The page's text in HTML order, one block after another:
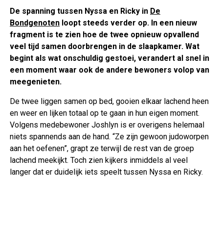
De spanning tussen Nyssa en Ricky in De
Bondgenoten loopt steeds verder op. In een nieuw
fragment is te zien hoe de twee opnieuw opvallend
veel tijd samen doorbrengen in de slaapkamer. Wat
begint als wat onschuldig gestoei, verandert al snel in
een moment waar ook de andere bewoners volop van
meegenieten.
De twee liggen samen op bed, gooien elkaar lachend heen
en weer en lijken totaal op te gaan in hun eigen moment.
Volgens medebewoner Joshlyn is er overigens helemaal
niets spannends aan de hand. “Ze zijn gewoon judoworpen
aan het oefenen”, grapt ze terwijl de rest van de groep
lachend meekijkt. Toch zien kijkers inmiddels al veel
langer dat er duidelijk iets speelt tussen Nyssa en Ricky.